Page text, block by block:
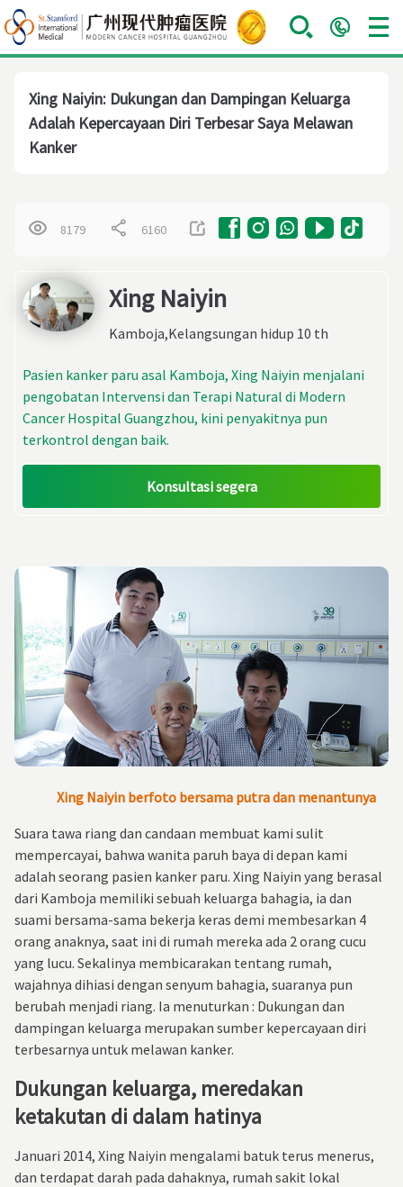
Xing Naiyin: Dukungan dan Dampingan Keluarga
Adalah Kepercayaan Diri Terbesar Saya Melawan
Kanker
8179 6160
Xing Naiyin
Kamboja,Kelangsungan hidup 10 th
Pasien kanker paru asal Kamboja, Xing Naiyin menjalani
pengobatan Intervensi dan Terapi Natural di Modern
Cancer Hospital Guangzhou, kini penyakitnya pun
terkontrol dengan baik.
Konsultasi segera
Xing Naiyin berfoto bersama putra dan menantunya
Suara tawa riang dan candaan membuat kami sulit
mempercayai, bahwa wanita paruh baya di depan kami
adalah seorang pasien kanker paru. Xing Naiyin yang berasal
dari Kamboja memiliki sebuah keluarga bahagia, ia dan
suami bersama-sama bekerja keras demi membesarkan 4
orang anaknya, saat ini di rumah mereka ada 2 orang cucu
yang lucu. Sekalinya membicarakan tentang rumah,
wajahnya dihiasi dengan senyum bahagia, suaranya pun
berubah menjadi riang. Ia menuturkan : Dukungan dan
dampingan keluarga merupakan sumber kepercayaan diri
terbesarnya untuk melawan kanker.
Dukungan keluarga, meredakan
ketakutan di dalam hatinya
Januari 2014, Xing Naiyin mengalami batuk terus menerus,
dan terdapat darah pada dahaknya, rumah sakit lokal